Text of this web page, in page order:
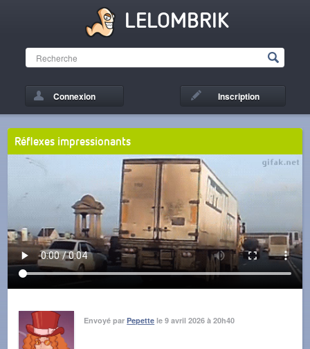
LELOMBRIK
Connexion Inscription
Réflexes impressionants
Envoyé parPepette le 9 avril 2026 à 20h40